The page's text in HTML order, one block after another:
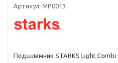
Артикул: MP0013
Подшлемник STARKS Light Combi